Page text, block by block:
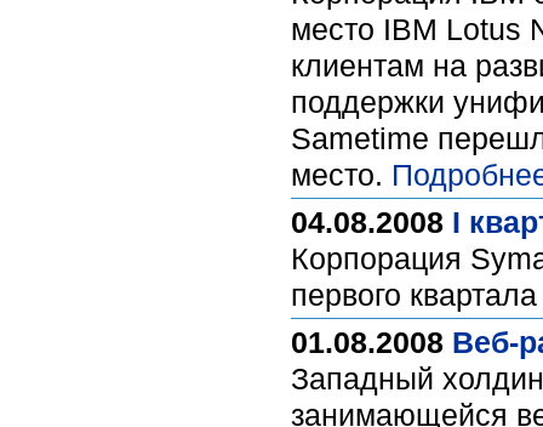
место IBM Lotus
клиентам на
поддержки
Sametime
место.
04.08.2008 I
Корпорация
первого
01.08.2008 Веб-
Западный
занимающейся